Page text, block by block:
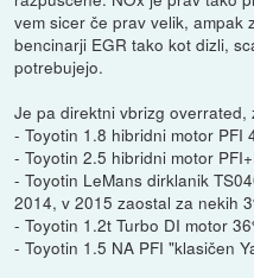
vem sicer če prav velik, ampak
bencinarji EGR tako kot dizli,
potrebujejo.
Je pa direktni vbrizg overrated,
- Toyotin 1.8 hibridni motor PFI
- Toyotin 2.5 hibridni motor
- Toyotin LeMans dirklanik
2014, v 2015 zaostal za nekih
- Toyotin 1.2t Turbo DI motor
- Toyotin 1.5 NA PFI "klasičen